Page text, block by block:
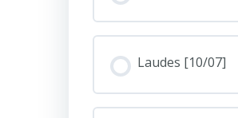
Laudes [10/07]